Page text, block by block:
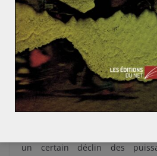
de ce nouvel acteur va
en s’appropriant la majeure
reléguant les anciens grands
des échelles de productions
L’exploitation minière dans le
donc révélatrice de l’évolution
un certain déclin des